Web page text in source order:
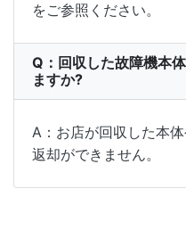
をご参照ください。
Q：回収した故障機本
ますか?
A：お店が回収した本
返却ができません。